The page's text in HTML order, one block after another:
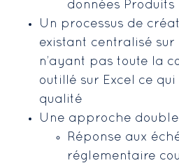
données Produits
Un processus de
existant centralisé sur
n’ayant pas toute la
outillé sur Excel ce
qualité
Une approche double
Réponse aux
réglementaire